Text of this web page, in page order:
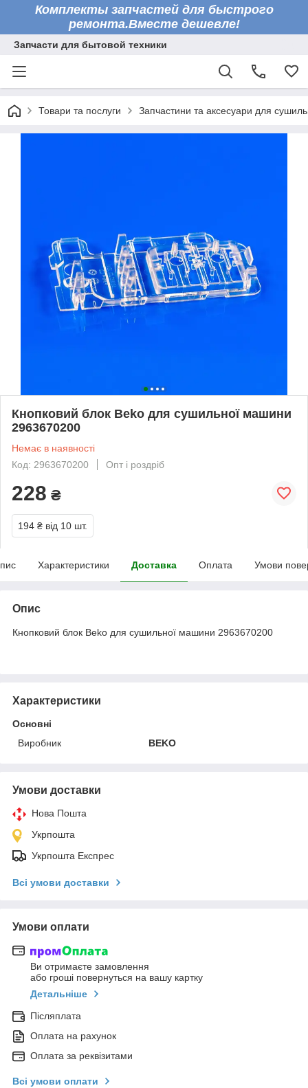
Комплекты запчастей для быстрого
ремонта.Вместе дешевле!
Запчасти для бытовой техники
Товари та послуги Запчастини та аксесуари для
Кнопковий блок Beko для сушильної машини
2963670200
Немає в наявності
Код: 2963670200
Опт і роздріб
228 ₴
194 ₴ від 10 шт.
Характеристики Доставка Оплата Умови
Опис
Кнопковий блок Beko для сушильної машини 2963670200
Характеристики
Основні
Виробник
BEKO
Умови доставки
Нова Пошта
Укрпошта
Укрпошта Експрес
Всі умови доставки
Умови оплати
Ви отримаєте замовлення
або гроші повернуться на вашу картку
Детальніше
Післяплата
Оплата на рахунок
Оплата за реквізитами
Всі умови оплати